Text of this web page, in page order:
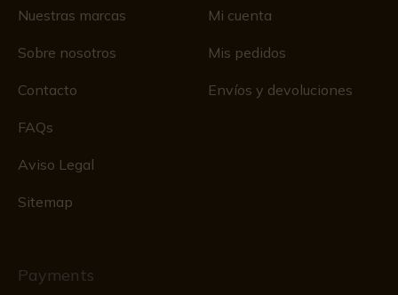
Nuestras marcas
Sobre nosotros
Contacto
FAQs
Aviso Legal
Sitemap
Mi cuenta
Mis pedidos
Envíos y devoluciones
Payments